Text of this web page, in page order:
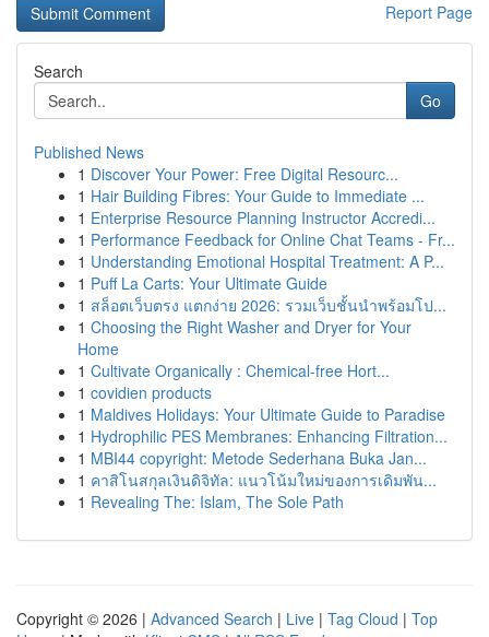
Report Page
Search
Go
Published News
1 Discover Your Power: Free Digital Resourc...
1 Hair Building Fibres: Your Guide to Immediate ...
1 Enterprise Resource Planning Instructor Accredi...
1 Performance Feedback for Online Chat Teams - Fr...
1 Understanding Emotional Hospital Treatment: A P...
1 Puff La Carts: Your Ultimate Guide
1 สล็อตเว็บตรง แตกง่าย 2026: รวมเว็บชั้นนำพร้อมโป...
1 Choosing the Right Washer and Dryer for Your
Home
1 Cultivate Organically : Chemical-free Hort...
1 covidien products
1 Maldives Holidays: Your Ultimate Guide to Paradise
1 Hydrophilic PES Membranes: Enhancing Filtration...
1 MBI44 copyright: Metode Sederhana Buka Jan...
1 คาสิโนสกุลเงินดิจิทัล: แนวโน้มใหม่ของการเดิมพัน...
1 Revealing The: Islam, The Sole Path
Copyright © 2026 | Advanced Search | Live | Tag Cloud | Top